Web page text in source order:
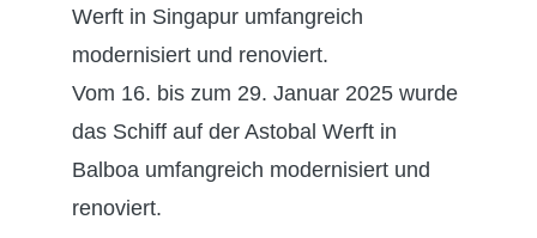
Werft in Singapur umfangreich
modernisiert und renoviert.
Vom 16. bis zum 29. Januar 2025 wurde
das Schiff auf der Astobal Werft in
Balboa umfangreich modernisiert und
renoviert.